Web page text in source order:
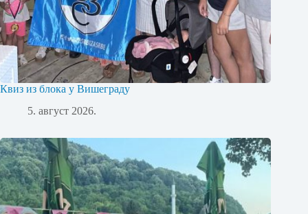
Квиз из блока у Вишеграду
5. август 2026.